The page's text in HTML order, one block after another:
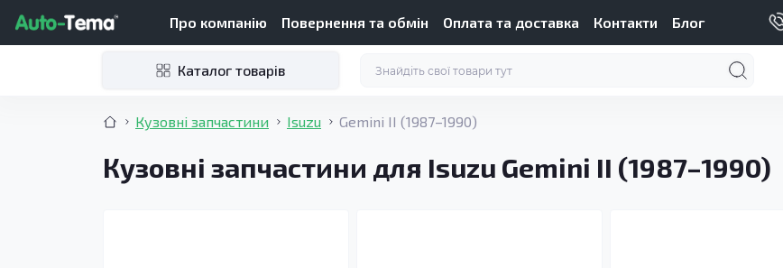
Про компанію Повернення та обмін Оплата та доставка Контакти Блог
Каталог товарів
Кузовні запчастини Isuzu Gemini II (1987–1990)
Кузовні запчастини для Isuzu Gemini II (1987–1990)